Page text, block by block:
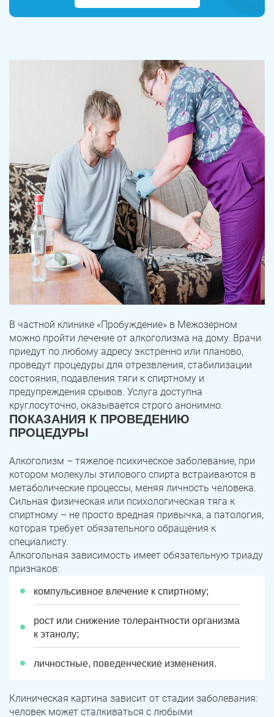
В частной клинике «Пробуждение» в Межозерном
можно пройти лечение от алкоголизма на дому. Врачи
приедут по любому адресу экстренно или планово,
проведут процедуры для отрезвления, стабилизации
состояния, подавления тяги к спиртному и
предупреждения срывов. Услуга доступна
круглосуточно, оказывается строго анонимно.
ПОКАЗАНИЯ К ПРОВЕДЕНИЮ
ПРОЦЕДУРЫ
Алкоголизм – тяжелое психическое заболевание, при
котором молекулы этилового спирта встраиваются в
метаболические процессы, меняя личность человека.
Сильная физическая или психологическая тяга к
спиртному – не просто вредная привычка, а патология,
которая требует обязательного обращения к
специалисту.
Алкогольная зависимость имеет обязательную триаду
признаков:
компульсивное влечение к спиртному;
рост или снижение толерантности организма
к этанолу;
личностные, поведенческие изменения.
Клиническая картина зависит от стадии заболевания:
человек может сталкиваться с любыми